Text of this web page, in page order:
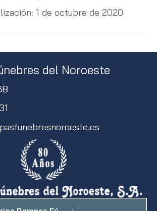
1 de octubre de 2020
del Noroeste